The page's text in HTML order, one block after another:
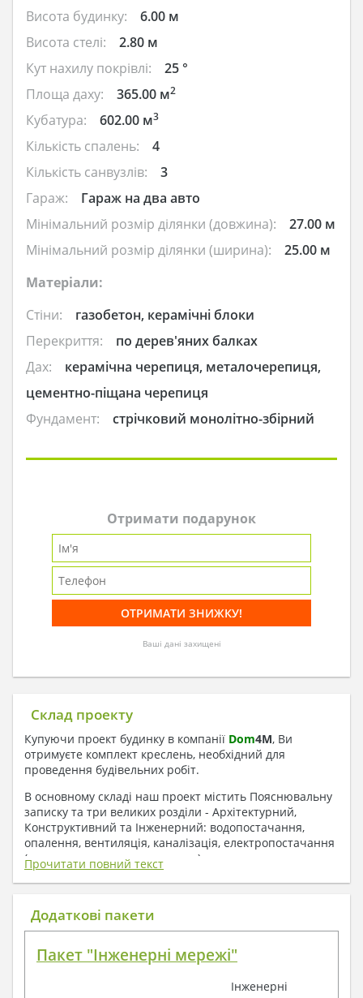
Висота будинку:
6.00 м
Висота стелі:
2.80 м
Кут нахилу покрівлі:
25 °
Площа даху:
365.00 м2
Кубатура: 602.00 м3
Кількість спалень:
4
Кількість санвузлів:
3
Гараж:
Гараж на два авто
Мінімальний розмір ділянки (довжина):
27.00 м
Мінімальний розмір ділянки (ширина):
25.00 м
Матеріали:
Стіни:
газобетон, керамічні блоки
Перекриття:
по дерев'яних балках
Дах:
керамічна черепиця, металочерепиця,
цементно-піщана черепиця
Фундамент:
стрічковий монолітно-збірний
Отримати подарунок
Ваші дані захищені
Склад проекту
Купуючи проект будинку в компанії Dom4M, Ви
отримуєте комплект креслень, необхідний для
проведення будівельних робіт.
В основному складі наш проект містить Пояснювальну
записку та три великих розділи - Архітектурний,
Конструктивний та Інженерний: водопостачання,
опалення, вентиляція, каналізація, електропостачання
( купується за додаткову плату ).
1. До складу Архітектурного розділу
входять:
План покрівлі
Фасади з даними зовнішніх оздоблень
Прочитати повний текст
Додаткові пакети
Пакет "Інженерні мережі"
Інженерні